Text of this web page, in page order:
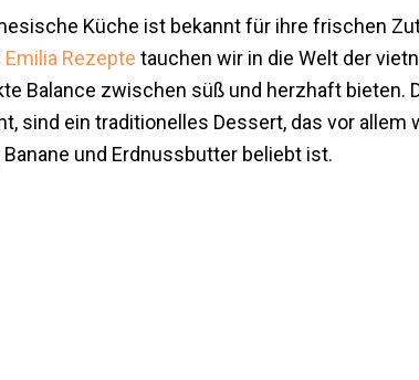
Küche ist bekannt für ihre frischen
Emilia Rezepte tauchen wir in die Welt der
Balance zwischen süß und herzhaft bieten.
sind ein traditionelles Dessert, das vor
Banane und Erdnussbutter beliebt ist.